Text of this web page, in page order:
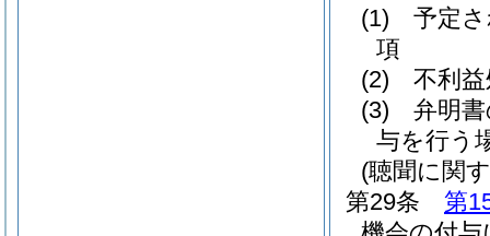
(1)
予定
項
(2)
不利
(3)
弁明
与を行う
(聴聞に関
第29条
第